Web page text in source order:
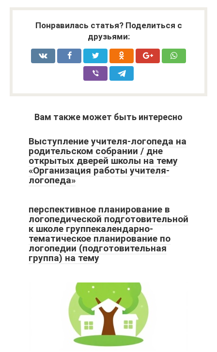
Понравилась статья? Поделиться с
друзьями:
Вам также может быть интересно
Выступление учителя-логопеда на
родительском собрании / дне
открытых дверей школы на тему
«Организация работы учителя-
логопеда»
перспективное планирование в
логопедической подготовительной
к школе группекалендарно-
тематическое планирование по
логопедии (подготовительная
группа) на тему